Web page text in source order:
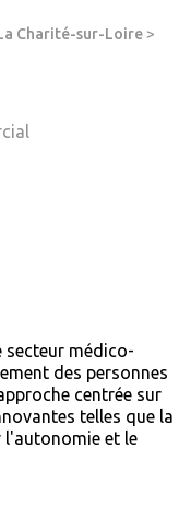
Charité-sur-Loire >
secteur médico-
des personnes
centrée sur
telles que la
et le